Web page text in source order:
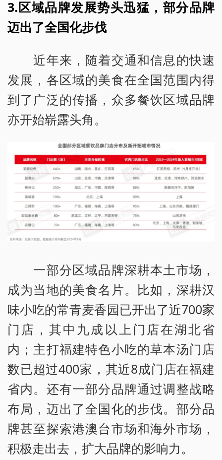
3.区域品牌发展势头迅猛，部分品牌
迈出了全国化步伐
近年来，随着交通和信息的快速
发展，各区域的美食在全国范围内得
到了广泛的传播，众多餐饮区域品牌
亦开始崭露头角。
一部分区域品牌深耕本土市场，
成为当地的美食名片。比如，深耕汉
味小吃的常青麦香园已开出了近700家
门店，其中九成以上门店在湖北省
内；主打福建特色小吃的草本汤门店
数已超过400家，其近8成门店在福建
省内。还有一部分品牌通过调整战略
布局，迈出了全国化的步伐。部分品
牌甚至探索港澳台市场和海外市场，
积极走出去，扩大品牌的影响力。